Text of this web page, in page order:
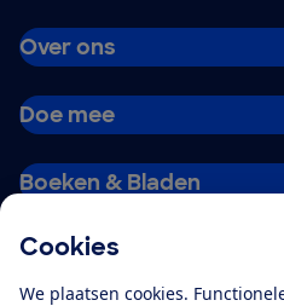
Cookies
We plaatsen cookies.
Over ons
Doe mee
Boeken & Bladen